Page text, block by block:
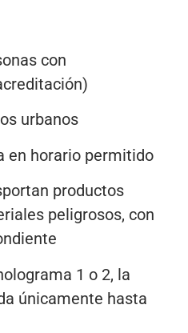
con
urbanos
en horario permitido
productos
peligrosos, con
1 o 2, la
únicamente hasta